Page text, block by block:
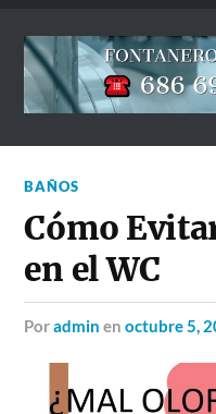
BAÑOS
Cómo
en el WC
poradmin enoctubre 5,